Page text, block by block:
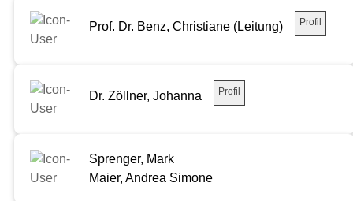
Prof. Dr. Benz, Christiane (Leitung) Profil
Dr. Zöllner, Johanna Profil
Sprenger, Mark
Maier, Andrea Simone